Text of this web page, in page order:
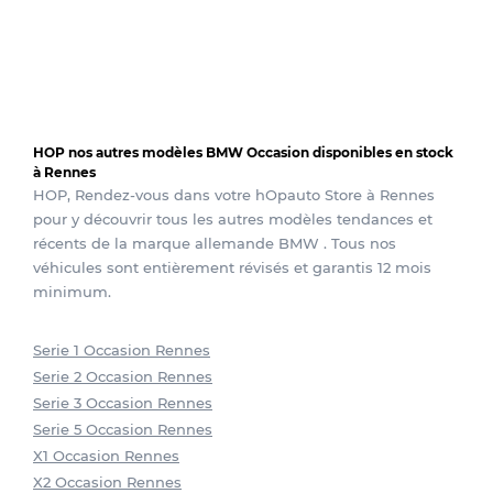
HOP nos autres modèles BMW Occasion disponibles en stock
à Rennes
HOP, Rendez-vous dans votre hOpauto Store à Rennes
pour y découvrir tous les autres modèles tendances et
récents de la marque allemande BMW . Tous nos
véhicules sont entièrement révisés et garantis 12 mois
minimum.
Serie 1 Occasion Rennes
Serie 2 Occasion Rennes
Serie 3 Occasion Rennes
Serie 5 Occasion Rennes
X1 Occasion Rennes
X2 Occasion Rennes